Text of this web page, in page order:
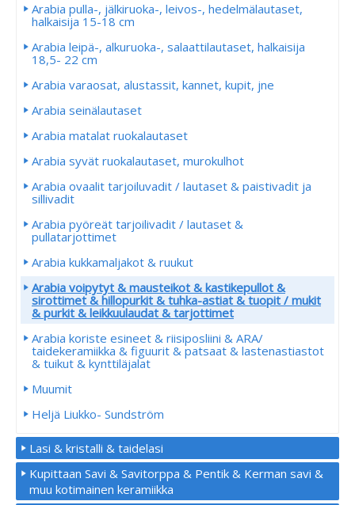
Arabia pulla-, jälkiruoka-, leivos-, hedelmälautaset,
halkaisija 15-18 cm
Arabia leipä-, alkuruoka-, salaattilautaset, halkaisija
18,5- 22 cm
Arabia varaosat, alustassit, kannet, kupit, jne
Arabia seinälautaset
Arabia matalat ruokalautaset
Arabia syvät ruokalautaset, murokulhot
Arabia ovaalit tarjoiluvadit / lautaset & paistivadit ja
sillivadit
Arabia pyöreät tarjoilivadit / lautaset &
pullatarjottimet
Arabia kukkamaljakot & ruukut
Arabia voipytyt & mausteikot & kastikepullot &
sirottimet & hillopurkit & tuhka-astiat & tuopit / mukit
& purkit & leikkuulaudat & tarjottimet
Arabia koriste esineet & riisiposliini & ARA/
taidekeramiikka & figuurit & patsaat & lastenastiastot
& tuikut & kynttiläjalat
Muumit
Heljä Liukko- Sundström
Lasi & kristalli & taidelasi
Kupittaan Savi & Savitorppa & Pentik & Kerman savi &
muu kotimainen keramiikka